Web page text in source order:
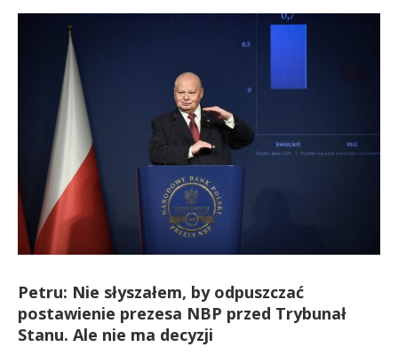
Petru: Nie słyszałem, by odpuszczać
postawienie prezesa NBP przed Trybunał
Stanu. Ale nie ma decyzji